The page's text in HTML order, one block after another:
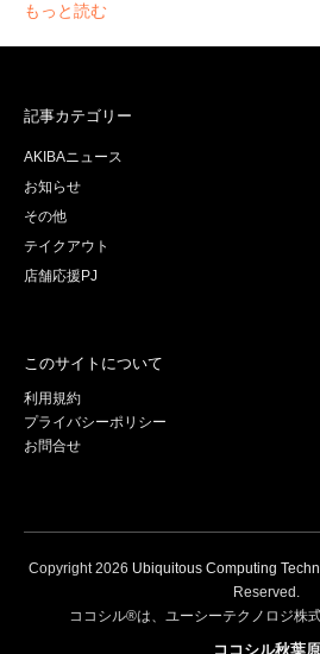
もっと読む
記事カテゴリー
AKIBAニュース
お知らせ
その他
テイクアウト
店舗応援PJ
このサイトについて
利用規約
プライバシーポリシー
お問合せ
Copyright2026 Ubiquitous Computing
Reserved.
ココシル®は、ユーシーテクノロジ株
ココシル秋葉原